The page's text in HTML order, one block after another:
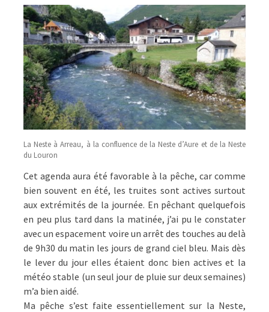
La Neste à Arreau, à la confluence de la Neste d’Aure et de la Neste
du Louron
Cet agenda aura été favorable à la pêche, car comme
bien souvent en été, les truites sont actives surtout
aux extrémités de la journée. En pêchant quelquefois
en peu plus tard dans la matinée, j’ai pu le constater
avec un espacement voire un arrêt des touches au delà
de 9h30 du matin les jours de grand ciel bleu. Mais dès
le lever du jour elles étaient donc bien actives et la
météo stable (un seul jour de pluie sur deux semaines)
m’a bien aidé.
Ma pêche s’est faite essentiellement sur la Neste,